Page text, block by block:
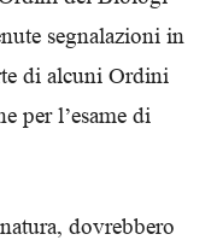
segnalazioni in
di alcuni Ordini
per l’esame di
dovrebbero